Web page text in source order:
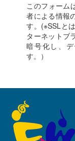
このフォーム
者による情報
す。(※SSLと
ターネットブ
暗号化し、
す。）